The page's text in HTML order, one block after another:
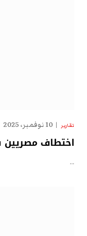
تقارير 10 نوفمبر، 2025
اختطاف مصريين
…